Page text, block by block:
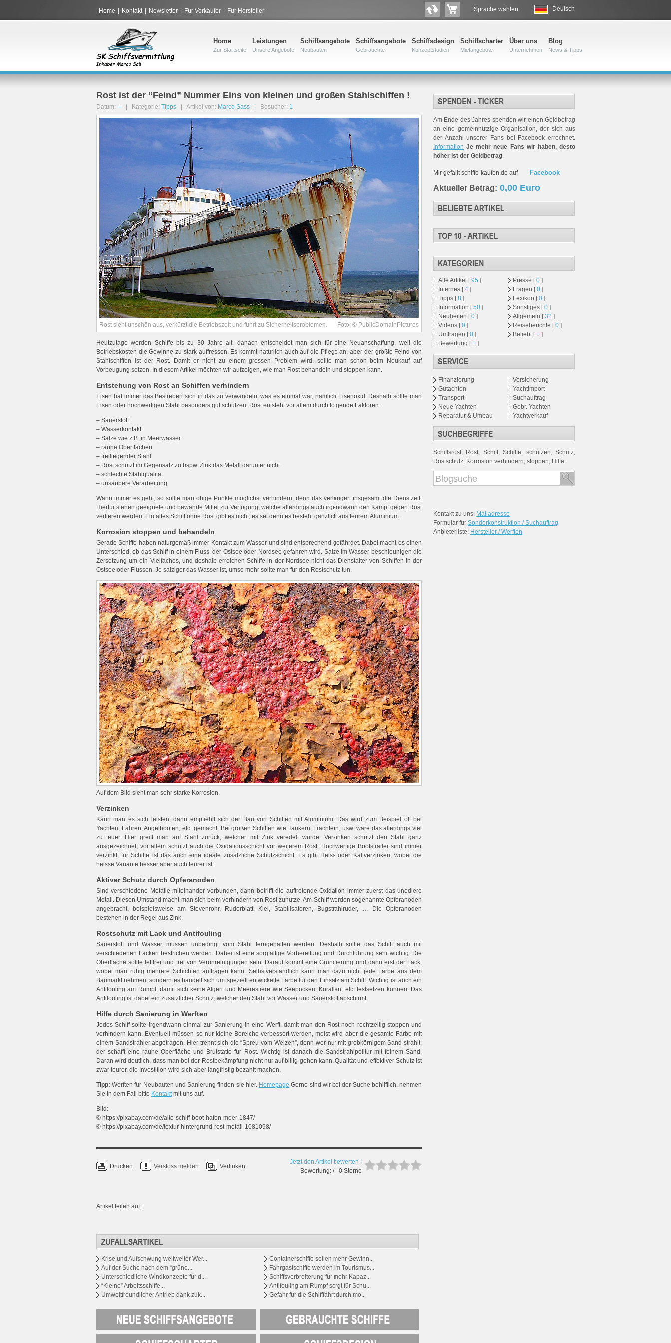
Home Kontakt Newsletter Für Verkäufer Für Hersteller Deutsch
Sprache wählen:
Home
Zur Startseite
Leistungen
Unsere Angebote
Schiffsangebote
Neubauten
Schiffsangebote
Gebrauchte
Schiffsdesign
Konzeptstudien
Schiffscharter
Mietangebote
Über uns
Unternehmen
Blog
News & Tipps
Rost ist der “Feind” Nummer Eins von kleinen und großen Stahlschiffen !
Datum: -- | Kategorie: Tipps | Artikel von: Marco Sass | Besucher: 1
Rost sieht unschön aus, verkürzt die Betriebszeit und führt zu Sicherheitsproblemen. Foto: © PublicDomainPictures
Heutzutage werden Schiffe bis zu 30 Jahre alt, danach entscheidet man sich für eine Neuanschaffung, weil die
Betriebskosten die Gewinne zu stark auffressen. Es kommt natürlich auch auf die Pflege an, aber der größte Feind von
Stahlschiffen ist der Rost. Damit er nicht zu einem grossen Problem wird, sollte man schon beim Neukauf auf
Vorbeugung setzen. In diesem Artikel möchten wir aufzeigen, wie man Rost behandeln und stoppen kann.
Entstehung von Rost an Schiffen verhindern
Eisen hat immer das Bestreben sich in das zu verwandeln, was es einmal war, nämlich Eisenoxid. Deshalb sollte man
Eisen oder hochwertigen Stahl besonders gut schützen. Rost entsteht vor allem durch folgende Faktoren:
– Sauerstoff
– Wasserkontakt
– Salze wie z.B. in Meerwasser
– rauhe Oberflächen
– freiliegender Stahl
– Rost schützt im Gegensatz zu bspw. Zink das Metall darunter nicht
– schlechte Stahlqualität
– unsaubere Verarbeitung
Wann immer es geht, so sollte man obige Punkte möglichst verhindern, denn das verlängert insgesamt die Dienstzeit.
Hierfür stehen geeignete und bewährte Mittel zur Verfügung, welche allerdings auch irgendwann den Kampf gegen Rost
verlieren werden. Ein altes Schiff ohne Rost gibt es nicht, es sei denn es besteht gänzlich aus teurem Aluminium.
Korrosion stoppen und behandeln
Gerade Schiffe haben naturgemäß immer Kontakt zum Wasser und sind entsprechend gefährdet. Dabei macht es einen
Unterschied, ob das Schiff in einem Fluss, der Ostsee oder Nordsee gefahren wird. Salze im Wasser beschleunigen die
Zersetzung um ein Vielfaches, und deshalb erreichen Schiffe in der Nordsee nicht das Dienstalter von Schiffen in der
Ostsee oder Flüssen. Je salziger das Wasser ist, umso mehr sollte man für den Rostschutz tun.
Auf dem Bild sieht man sehr starke Korrosion.
Verzinken
Kann man es sich leisten, dann empfiehlt sich der Bau von Schiffen mit Aluminium. Das wird zum Beispiel oft bei
Yachten, Fähren, Angelbooten, etc. gemacht. Bei großen Schiffen wie Tankern, Frachtern, usw. wäre das allerdings viel
zu teuer. Hier greift man auf Stahl zurück, welcher mit Zink veredelt wurde. Verzinken schützt den Stahl ganz
ausgezeichnet, vor allem schützt auch die Oxidationsschicht vor weiterem Rost. Hochwertige Bootstrailer sind immer
verzinkt, für Schiffe ist das auch eine ideale zusätzliche Schutzschicht. Es gibt Heiss oder Kaltverzinken, wobei die
heisse Variante besser aber auch teurer ist.
Aktiver Schutz durch Opferanoden
Sind verschiedene Metalle miteinander verbunden, dann betrifft die auftretende Oxidation immer zuerst das unedlere
Metall. Diesen Umstand macht man sich beim verhindern von Rost zunutze. Am Schiff werden sogenannte Opferanoden
angebracht, beispielsweise am Stevenrohr, Ruderblatt, Kiel, Stabilisatoren, Bugstrahlruder, … Die Opferanoden
bestehen in der Regel aus Zink.
Rostschutz mit Lack und Antifouling
Sauerstoff und Wasser müssen unbedingt vom Stahl ferngehalten werden. Deshalb sollte das Schiff auch mit
verschiedenen Lacken bestrichen werden. Dabei ist eine sorgfältige Vorbereitung und Durchführung sehr wichtig. Die
Oberfläche sollte fettfrei und frei von Verunreinigungen sein. Darauf kommt eine Grundierung und dann erst der Lack,
wobei man ruhig mehrere Schichten auftragen kann. Selbstverständlich kann man dazu nicht jede Farbe aus dem
Baumarkt nehmen, sondern es handelt sich um speziell entwickelte Farbe für den Einsatz am Schiff. Wichtig ist auch ein
Antifouling am Rumpf, damit sich keine Algen und Meerestiere wie Seepocken, Korallen, etc. festsetzen können. Das
Antifouling ist dabei ein zusätzlicher Schutz, welcher den Stahl vor Wasser und Sauerstoff abschirmt.
Hilfe durch Sanierung in Werften
Jedes Schiff sollte irgendwann einmal zur Sanierung in eine Werft, damit man den Rost noch rechtzeitig stoppen und
verhindern kann. Eventuell müssen so nur kleine Bereiche verbessert werden, meist wird aber die gesamte Farbe mit
einem Sandstrahler abgetragen. Hier trennt sich die “Spreu vom Weizen”, denn wer nur mit grobkörnigem Sand strahlt,
der schafft eine rauhe Oberfläche und Brutstätte für Rost. Wichtig ist danach die Sandstrahlpolitur mit feinem Sand.
Daran wird deutlich, dass man bei der Rostbekämpfung nicht nur auf billig gehen kann. Qualität und effektiver Schutz ist
zwar teurer, die Investition wird sich aber langfristig bezahlt machen.
Tipp: Werften für Neubauten und Sanierung finden sie hier. Homepage Gerne sind wir bei der Suche behilflich, nehmen
Sie in dem Fall bitte Kontaktmit uns auf.
Bild:
© https://pixabay.com/de/alte-schiff-boot-hafen-meer-1847/
© https://pixabay.com/de/textur-hintergrund-rost-metall-1081098/
Drucken Verstoss melden Verlinken
Jetzt den Artikel bewerten !
Bewertung: / - 0 Sterne
Artikel teilen auf:
Krise und Aufschwung weltweiter Wer...
Containerschiffe sollen mehr Gewinn...
Auf der Suche nach dem “grüne...
Fahrgastschiffe werden im Tourismus...
Unterschiedliche Windkonzepte für d...
Schiffsverbreiterung für mehr Kapaz...
“Kleine” Arbeitsschiffe...
Antifouling am Rumpf sorgt für Schu...
Umweltfreundlicher Antrieb dank zuk...
Gefahr für die Schifffahrt durch mo...
Am Ende des Jahres spenden wir einen Geldbetrag
an eine gemeinnützige Organisation, der sich aus
der Anzahl unserer Fans bei Facebook errechnet.
Information Je mehr neue Fans wir haben, desto
höher ist der Geldbetrag.
Mir gefällt schiffe-kaufen.de auf Facebook
Aktueller Betrag: 0,00 Euro
Alle Artikel [95 ] Presse [0 ]
Internes [4 ] Fragen [0 ]
Tipps [8 ] Lexikon [0 ]
Information [50 ] Sonstiges [0 ]
Neuheiten [0 ] Allgemein [32 ]
Videos [0 ] Reiseberichte [0 ]
Umfragen [0 ] Beliebt [+ ]
Bewertung [+ ]
Finanzierung
Versicherung
Gutachten
Yachtimport
Transport
Suchauftrag
Neue Yachten
Gebr. Yachten
Reparatur & Umbau
Yachtverkauf
Schiffsrost, Rost, Schiff,Schiffe, schützen,Schutz,
Rostschutz, Korrosion verhindern, stoppen, Hilfe.
Kontakt zu uns: Mailadresse
Formular für Sonderkonstruktion / Suchauftrag
Anbieterliste: Hersteller / Werften